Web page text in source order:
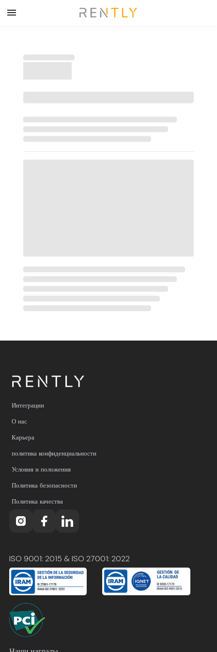
Интеграции
О нас
Карьера
политика конфиденциальности
Условия и положения
Политика безопасности
Политика качества
ISO 9001: 2015 & ISO 27001: 2022